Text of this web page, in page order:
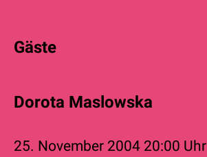
Gäste
Dorota Maslowska
25. November 2004 20:00 Uhr